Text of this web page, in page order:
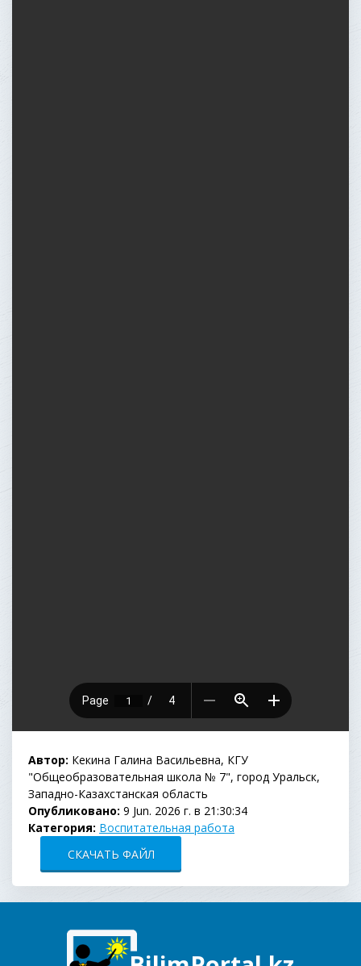
Автор: Кекина Галина Васильевна, КГУ
"Общеобразовательная школа № 7", город Уральск,
Западно-Казахстанская область
Опубликовано: 9 Jun. 2026 г. в 21:30:34
Категория: Воспитательная работа
СКАЧАТЬ ФАЙЛ